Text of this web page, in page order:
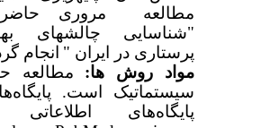
مطالعه مروری
"شناسایی چالش­های
پرستاری در ایران " انجام
مواد روش­ ها: مطالعه
سیستماتیک است.
پایگاه‌های اطلاعاتی